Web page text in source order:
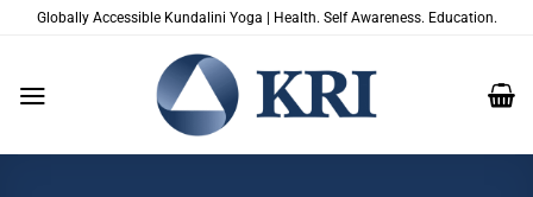
Globally Accessible Kundalini Yoga | Health. Self Awareness. Education.